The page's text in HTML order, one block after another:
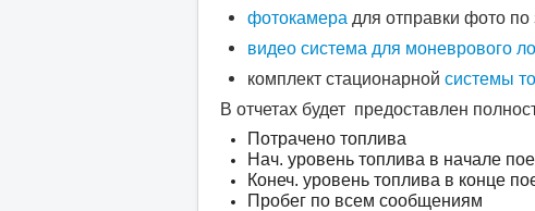
фотокамерадля отправки фото
видео система для моневрового
комплект стационарной системы
В отчетах будет предоставлен
Потрачено топлива
Нач. уровень топлива в начале
Конеч. уровень топлива в конце
Пробег по всем сообщениям